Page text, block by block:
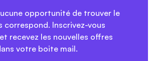
opportunité de trouver le
correspond. Inscrivez-vous
recevez les nouvelles offres
votre boite mail.